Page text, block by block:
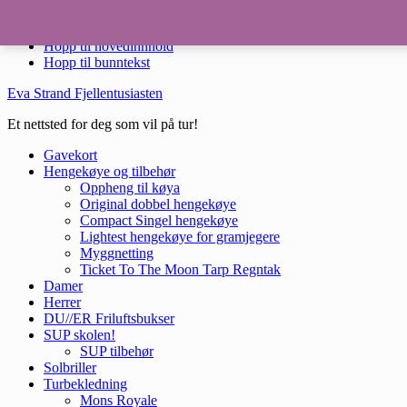
DU//ER Live Free Adventure Pant fantastiske pustende og
Hopp til hovedinnhold
Hopp til bunntekst
Eva Strand Fjellentusiasten
Et nettsted for deg som vil på tur!
Gavekort
Hengekøye og tilbehør
Oppheng til køya
Original dobbel hengekøye
Compact Singel hengekøye
Lightest hengekøye for gramjegere
Myggnetting
Ticket To The Moon Tarp Regntak
Damer
Herrer
DU//ER Friluftsbukser
SUP skolen!
SUP tilbehør
Solbriller
Turbekledning
Mons Royale